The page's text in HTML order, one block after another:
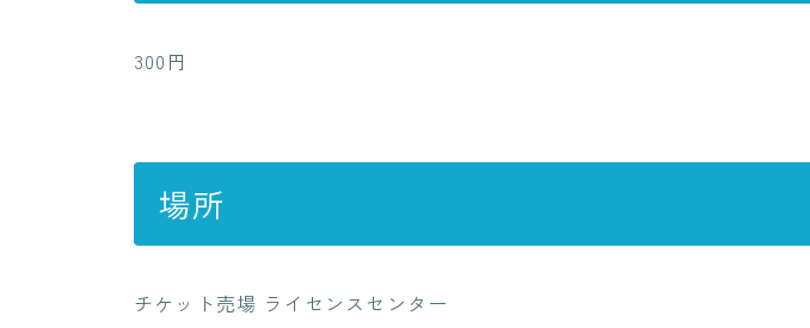
300円
場所
チケット売場 ライセンスセンター